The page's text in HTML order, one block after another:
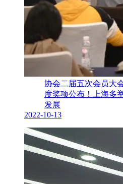
协会二届五次会员大
度奖项公布！上海多
发展
2022-10-13